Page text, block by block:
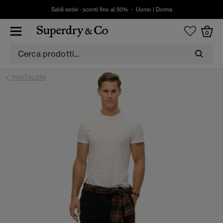
Saldi estivi - sconti fino al 50% - Uomo Donna
0
PANTALONI